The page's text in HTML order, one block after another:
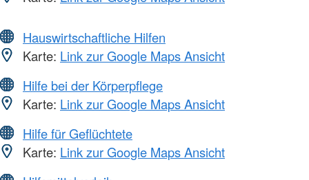
Hauswirtschaftliche Hilfen
Karte: Link zur Google Maps Ansicht
Hilfe bei der Körperpflege
Karte: Link zur Google Maps Ansicht
Hilfe für Geflüchtete
Karte: Link zur Google Maps Ansicht